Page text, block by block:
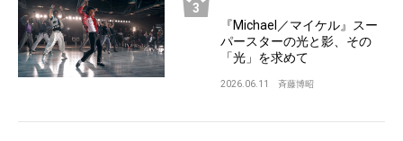
『Michael／マイケル』スー
パースターの光と影、その
「光」を求めて
2026.06.11 斉藤博昭